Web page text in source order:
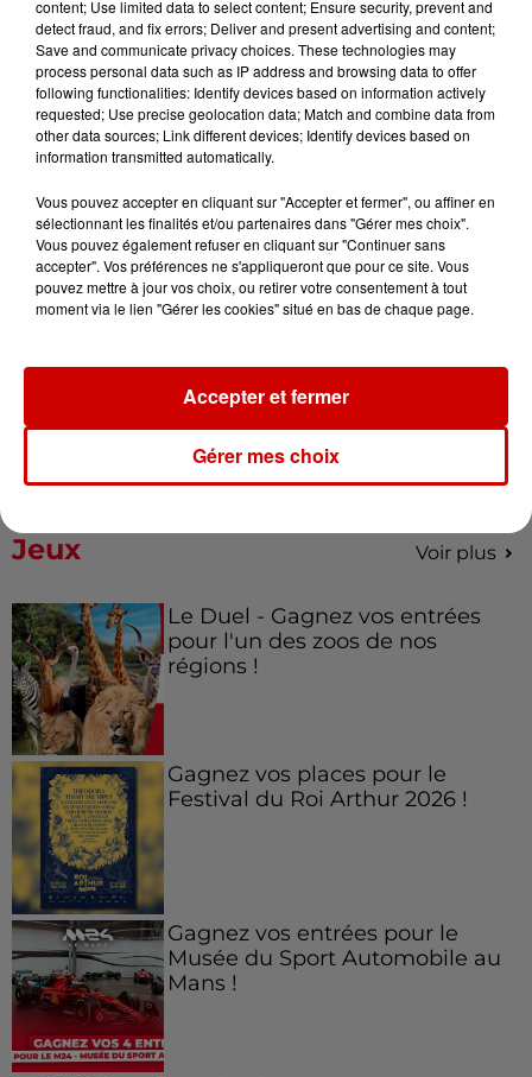
15h54
Limoges : un bébé d'un mois
blessé dans un incendie, un
appartement...
Éclipse solaire : découvrez les
meilleurs spots d'observation
du...
À LA UNE : professeur
condamné, repreneurs pour
Jeux Voir plus
Le Duel - Gagnez vos entrées
pour l'un des zoos de nos
régions !
Gagnez vos places pour le
Festival du Roi Arthur 2026 !
Gagnez vos entrées pour le
Musée du Sport Automobile au
Mans !
content; Use limited data to select content; Ensure security, prevent and
detect fraud, and fix errors; Deliver and present advertising and content;
Save and communicate privacy choices. These technologies may
process personal data such as IP address and browsing data to offer
following functionalities: Identify devices based on information actively
requested; Use precise geolocation data; Match and combine data from
other data sources; Link different devices; Identify devices based on
information transmitted automatically.
Vous pouvez accepter en cliquant sur "Accepter et fermer", ou affiner en
sélectionnant les finalités et/ou partenaires dans "Gérer mes choix".
Vous pouvez également refuser en cliquant sur "Continuer sans
accepter". Vos préférences ne s'appliqueront que pour ce site. Vous
pouvez mettre à jour vos choix, ou retirer votre consentement à tout
moment via le lien "Gérer les cookies" situé en bas de chaque page.
Gérer mes choix
Accepter et fermer